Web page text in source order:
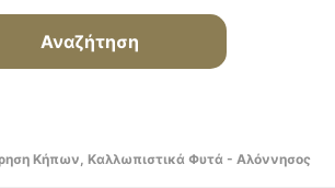
Αναζήτηση
Κήπων, Καλλωπιστικά Φυτά - Αλόννησος